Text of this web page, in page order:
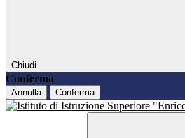
Chiudi
Conferma
Annulla Conferma